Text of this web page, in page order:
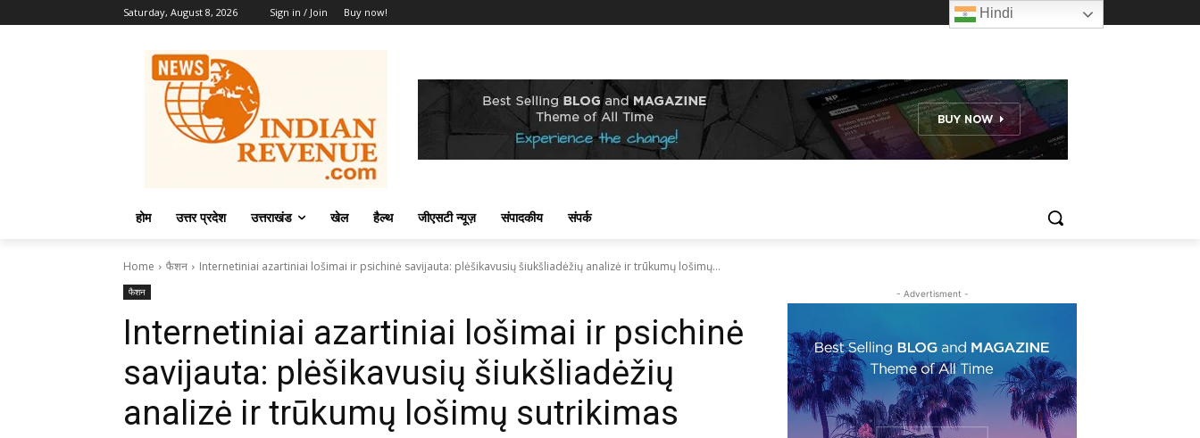
Saturday, August 8, 2026 Sign in / Join Buy now!
होम उत्तर प्रदेश उत्तराखंड खेल हैल्थ जीएसटी न्यूज़ संपादकीय संपर्क
Home फैशन Internetiniai azartiniai lošimai ir psichinė savijauta: plėšikavusių šiukšliadėžių analizė ir trūkumų lošimų...
फैशन
Internetiniai azartiniai lošimai ir psichinė
savijauta: plėšikavusių šiukšliadėžių
analizė ir trūkumų lošimų sutrikimas
- Advertisment -
Hindi